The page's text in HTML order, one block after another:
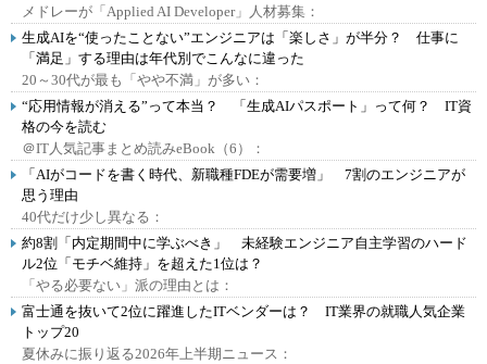
メドレーが「Applied AI Developer」人材募集：
生成AIを“使ったことない”エンジニアは「楽しさ」が半分？ 仕事に
「満足」する理由は年代別でこんなに違った
20～30代が最も「やや不満」が多い：
“応用情報が消える”って本当？ 「生成AIパスポート」って何？ IT資
格の今を読む
＠IT人気記事まとめ読みeBook（6）：
「AIがコードを書く時代、新職種FDEが需要増」 7割のエンジニアが
思う理由
40代だけ少し異なる：
約8割「内定期間中に学ぶべき」 未経験エンジニア自主学習のハード
ル2位「モチベ維持」を超えた1位は？
「やる必要ない」派の理由とは：
富士通を抜いて2位に躍進したITベンダーは？ IT業界の就職人気企業
トップ20
夏休みに振り返る2026年上半期ニュース：